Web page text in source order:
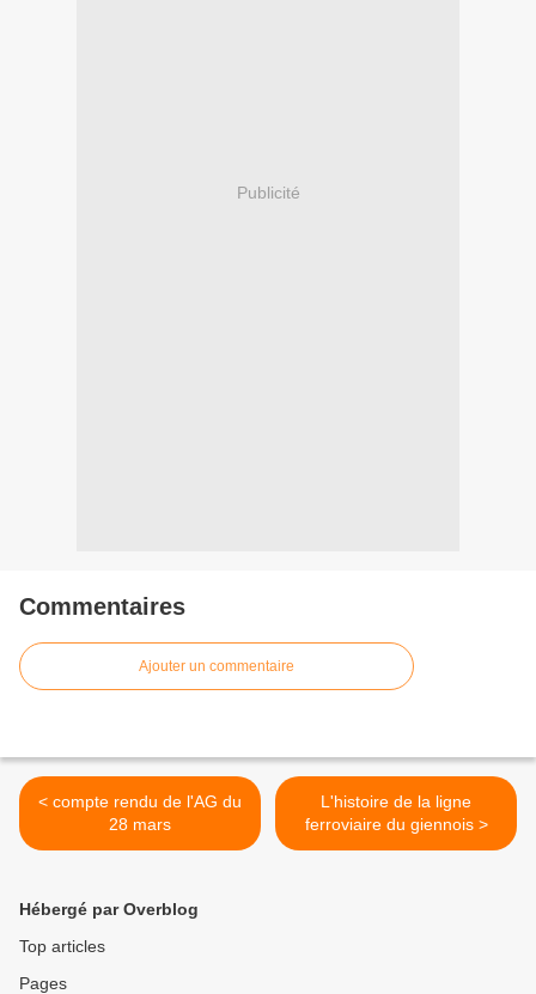
Publicité
Commentaires
Ajouter un commentaire
< compte rendu de l'AG du
28 mars
L'histoire de la ligne
ferroviaire du giennois >
Hébergé par Overblog
Top articles
Pages